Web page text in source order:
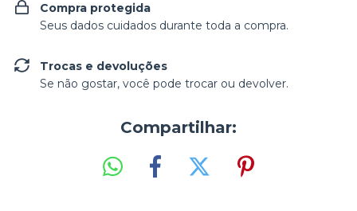
Compra protegida
Seus dados cuidados durante toda a compra.
Trocas e devoluções
Se não gostar, você pode trocar ou devolver.
Compartilhar: